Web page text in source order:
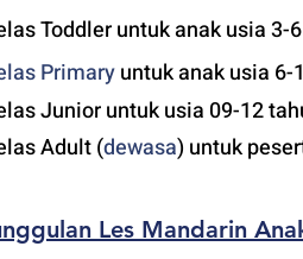
Toddler untuk anak usia 3-
Primary untuk anak usia 6-
Junior untuk usia 09-12
Adult (dewasa) untuk
Les Mandarin